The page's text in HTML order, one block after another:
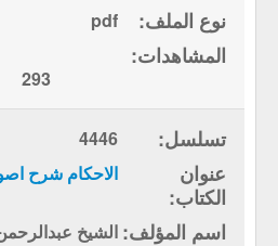
pdf
293
4446
الاحكام شرح
الشيخ